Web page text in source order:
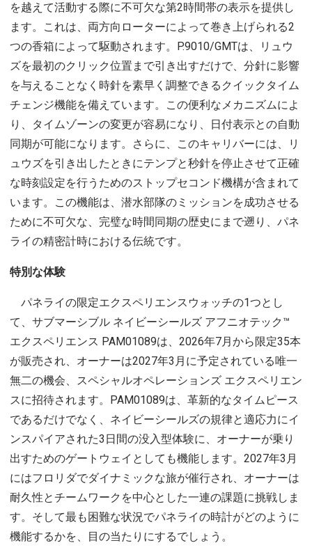
を越えて活動する際に不可欠な第2時間帯の表示を提供し
ます。これは、両方向ローターによって巻き上げられる2
つの香箱によって駆動されます。P.9010/GMTは、リュウ
ズを最初のクリック位置まで引き出すだけで、分針に影響
を与えることなく時針を素早く調整できるクイックタイム
チェンジ機能を備えています。この便利なメカニズムによ
り、タイムゾーンの変更が容易になり、日付表示との自動
同期が可能になります。さらに、このキャリバーには、リ
ュウズを引き出したときにテンプと秒針を停止させて正確
な時刻設定を行うためのストップセコンド機構が含まれて
います。この機能は、潜水部隊のミッションを成功させる
ために不可欠な、完璧な時間同期の歴史にまで遡り、パネ
ライの精密計時における伝統です。
特別な体験
パネライの限定エクスペリエンスウォッチの1つとし
て、サブマーシブル ネイビーシールズ アフニオテック™
エクスペリエンス PAM01089は、2026年7月から限定35本
が販売され、オーナーは2027年3月に予定されている唯一
無二の機会、スペシャルオペレーションズ エクスペリエン
スに招待されます。PAM01089は、革新的なタイムピース
であるだけでなく、ネイビーシールズの規律と適応力にイ
ンスパイアされた3日間の没入型体験に、オーナーが乗り
出すためのゲートウェイとしても機能します。2027年3月
にはフロリダでダイナミックな旅が催行され、オーナーは
耐久性とチームワークを中心とした一連の課題に挑戦しま
す。そして最も困難な状況でパネライの時計がどのように
機能するかを、目の当たりにするでしょう。